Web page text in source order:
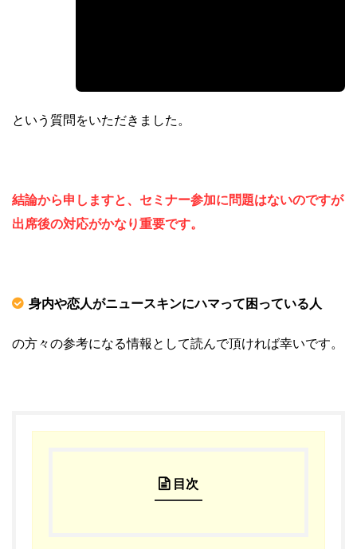
という質問をいただきました。
結論から申しますと、セミナー参加に問題はないのですが
出席後の対応がかなり重要です。
身内や恋人がニュースキンにハマって困っている人
の方々の参考になる情報として読んで頂ければ幸いです。
目次